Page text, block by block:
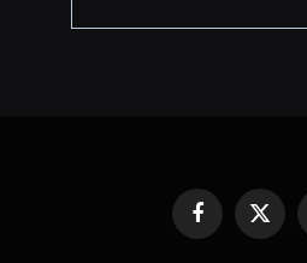
Facebook
X
(Twitter)